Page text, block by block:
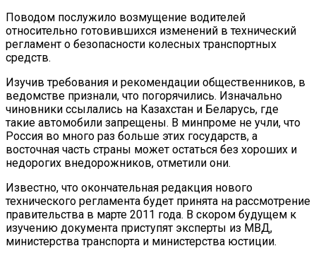
Поводом послужило возмущение водителей
относительно готовившихся изменений в технический
регламент о безопасности колесных транспортных
средств.
Изучив требования и рекомендации общественников, в
ведомстве признали, что погорячились. Изначально
чиновники ссылались на Казахстан и Беларусь, где
такие автомобили запрещены. В минпроме не учли, что
Россия во много раз больше этих государств, а
восточная часть страны может остаться без хороших и
недорогих внедорожников, отметили они.
Известно, что окончательная редакция нового
технического регламента будет принята на рассмотрение
правительства в марте 2011 года. В скором будущем к
изучению документа приступят эксперты из МВД,
министерства транспорта и министерства юстиции.